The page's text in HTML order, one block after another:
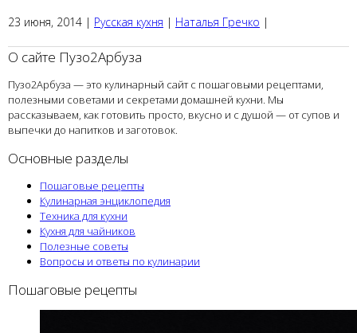
23 июня, 2014 | Русская кухня | Наталья Гречко |
О сайте Пузо2Арбуза
Пузо2Арбуза — это кулинарный сайт с пошаговыми рецептами,
полезными советами и секретами домашней кухни. Мы
рассказываем, как готовить просто, вкусно и с душой — от супов и
выпечки до напитков и заготовок.
Основные разделы
Пошаговые рецепты
Кулинарная энциклопедия
Техника для кухни
Кухня для чайников
Полезные советы
Вопросы и ответы по кулинарии
Пошаговые рецепты